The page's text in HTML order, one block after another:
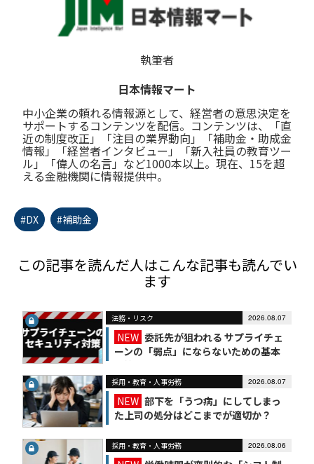
執筆者
日本情報マート
中小企業の頼れる情報源として、経営者の意思決定を
サポートするコンテンツを配信。コンテンツは、「直
近の制度改正」「注目の業界動向」「補助金・助成金
情報」「経営者インタビュー」「新入社員の教育ツー
ル」「偉人の名言」など1000本以上。現在、15を超
える金融機関に情報提供中。
#DX #補助金
この記事を読んだ人はこんな記事も読んでい
ます
法務・リスク 2026.08.07
NEW 委託先が狙われる サプライチェ
ーンの「弱点」にならないための基本
採用・教育・人事労務 2026.08.07
NEW 部下を「うつ病」にしてしまっ
た上司の処分はどこまでが適切か？
採用・教育・人事労務 2026.08.06